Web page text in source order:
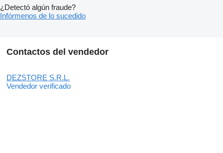
¿Detectó algún fraude?
Infórmenos de lo sucedido
Contactos del vendedor
DEZSTORE S.R.L.
Vendedor verificado